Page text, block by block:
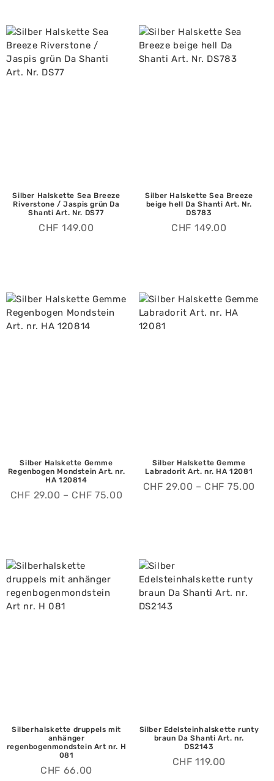
Silber Halskette Sea Breeze
Riverstone / Jaspis grün Da
Shanti Art. Nr. DS77
CHF 149.00
Silber Halskette Sea Breeze
beige hell Da Shanti Art. Nr.
DS783
CHF 149.00
Silber Halskette Gemme
Regenbogen Mondstein Art. nr.
HA 120814
CHF 29.00 – CHF 75.00
Silber Halskette Gemme
Labradorit Art. nr. HA 12081
CHF 29.00 – CHF 75.00
Silberhalskette druppels mit
anhänger
regenbogenmondstein Art nr. H
081
CHF 66.00
Silber Edelsteinhalskette runty
braun Da Shanti Art. nr.
DS2143
CHF 119.00